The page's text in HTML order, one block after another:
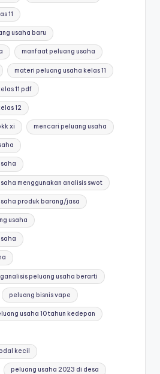
11
usaha baru
manfaat peluang usaha
materi peluang usaha kelas 11
11 pdf
12
xi mencari peluang usaha
menggunakan analisis swot
produk barang/jasa
usaha
peluang usaha berarti
peluang bisnis vape
usaha 10 tahun kedepan
kecil
peluang usaha 2023 di desa